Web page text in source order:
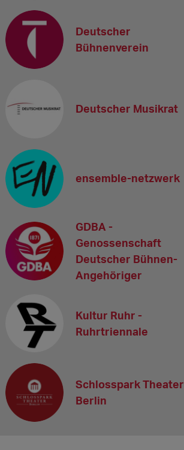
Deutscher
Bühnenverein
Deutscher Musikrat
ensemble-netzwerk
GDBA -
Genossenschaft
Deutscher Bühnen-
Angehöriger
Kultur Ruhr -
Ruhrtriennale
Schlosspark Theater
Berlin